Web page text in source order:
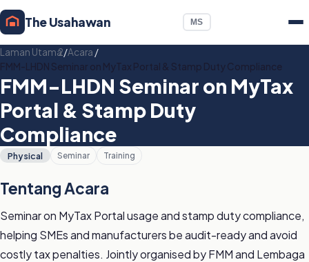
The Usahawan MS
Laman Utama/Acara /
FMM-LHDN Seminar on MyTax Portal & Stamp Duty Compliance
FMM-LHDN Seminar on MyTax
Portal & Stamp Duty
Compliance
Physical Seminar Training
Tentang Acara
Seminar on MyTax Portal usage and stamp duty compliance,
helping SMEs and manufacturers be audit-ready and avoid
costly tax penalties. Jointly organised by FMM and Lembaga